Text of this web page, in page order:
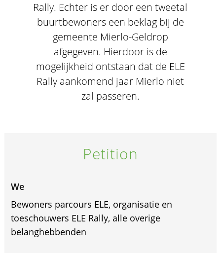
Rally. Echter is er door een tweetal
buurtbewoners een beklag bij de
gemeente Mierlo-Geldrop
afgegeven. Hierdoor is de
mogelijkheid ontstaan dat de ELE
Rally aankomend jaar Mierlo niet
zal passeren.
Petition
We
Bewoners parcours ELE, organisatie en
toeschouwers ELE Rally, alle overige
belanghebbenden